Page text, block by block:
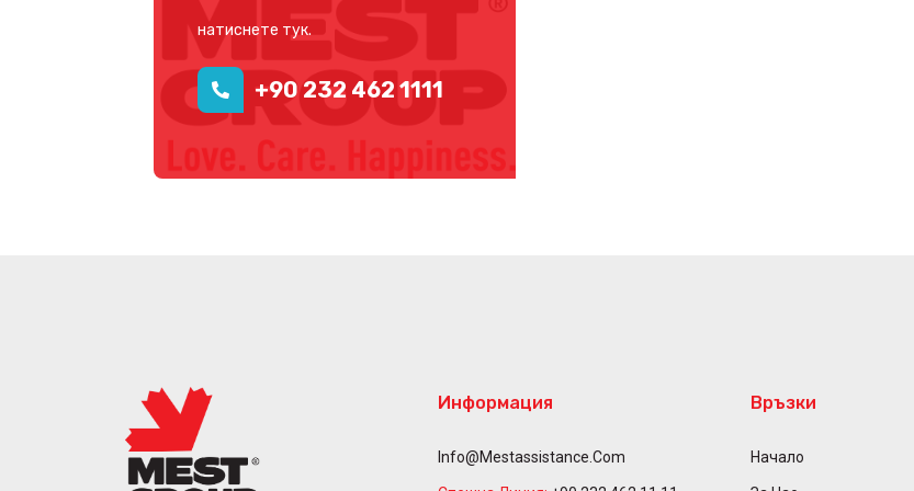
натиснете тук.
+90 232 462 1111
Информация
Info@mestassistance.com
Връзки
Начало